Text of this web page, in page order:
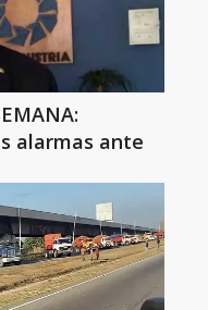
alarmas ante